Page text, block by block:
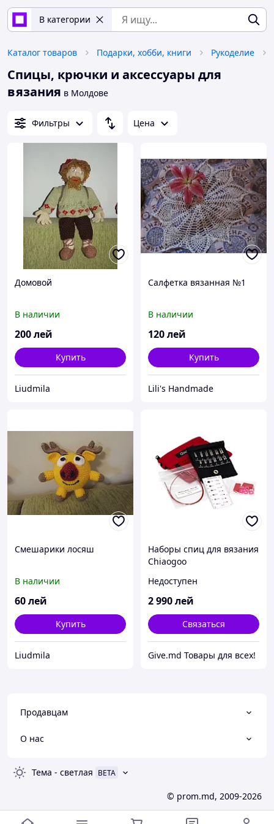
В категории
Каталог товаров Подарки, хобби, книги Рукоделие
Спицы, крючки и аксессуары для
вязания в Молдове
Фильтры Цена
Домовой
В наличии
200лей
Купить
Liudmila
Салфетка вязанная №1
В наличии
120лей
Купить
Lili's Handmade
Смешарики лосяш
В наличии
60лей
Купить
Liudmila
Наборы спиц для вязания
Chiaogoo
Недоступен
2 990лей
Связаться
Give.md Товары для всех!
Продавцам
О нас
Тема - светлая BETA
© prom.md, 2009-2026